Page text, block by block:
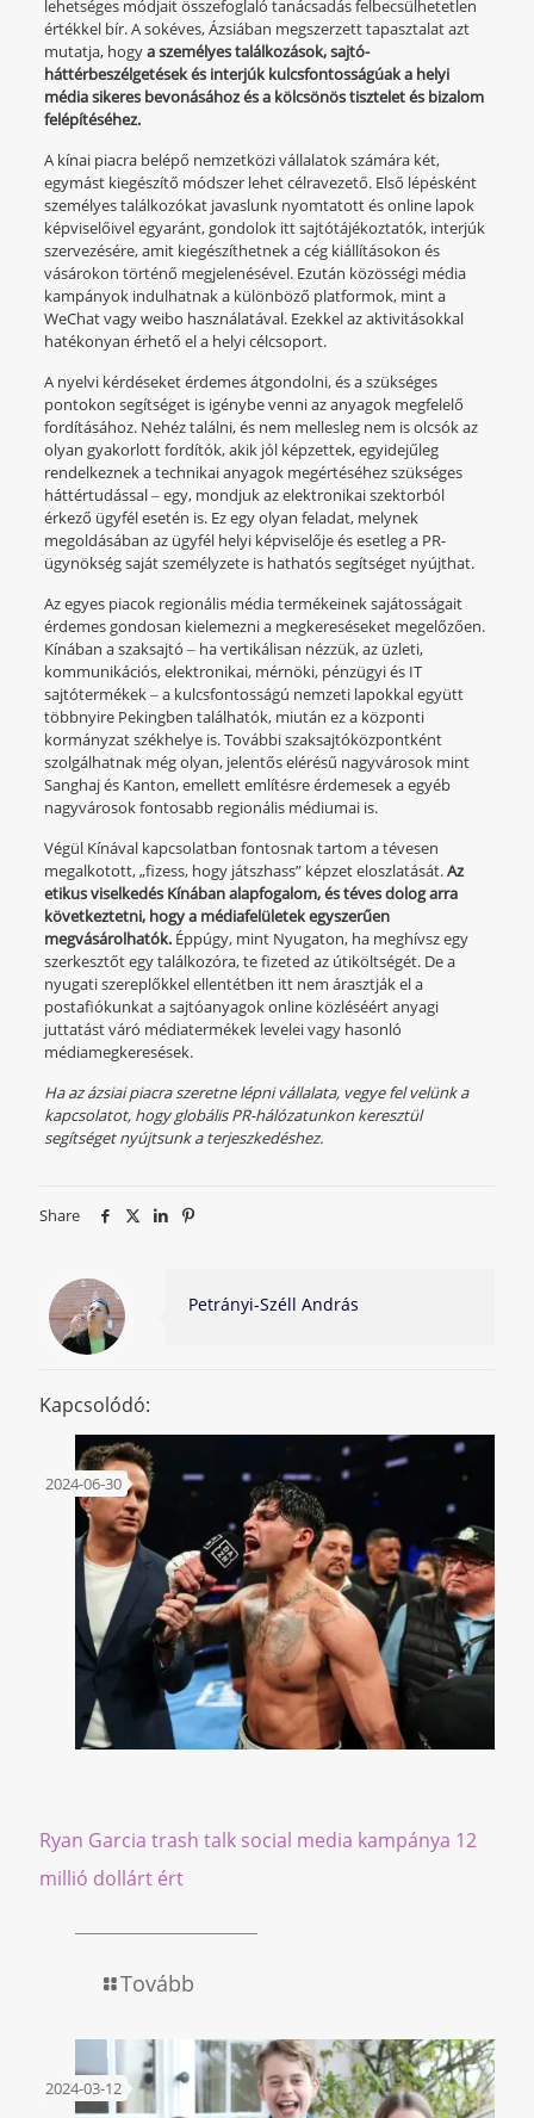
lehetséges módjait összefoglaló tanácsadás felbecsülhetetlen
értékkel bír. A sokéves, Ázsiában megszerzett tapasztalat azt
mutatja, hogya személyes találkozások, sajtó-
háttérbeszélgetések és interjúk kulcsfontosságúak a helyi
média sikeres bevonásához és a kölcsönös tisztelet és bizalom
felépítéséhez.
A kínai piacra belépő nemzetközi vállalatok számára két,
egymást kiegészítő módszer lehet célravezető. Első lépésként
személyes találkozókat javaslunk nyomtatott és online lapok
képviselőivel egyaránt, gondolok itt sajtótájékoztatók, interjúk
szervezésére, amit kiegészíthetnek a cég kiállításokon és
vásárokon történő megjelenésével. Ezután közösségi média
kampányok indulhatnak a különböző platformok, mint a
WeChat vagy weibo használatával. Ezekkel az aktivitásokkal
hatékonyan érhető el a helyi célcsoport.
A nyelvi kérdéseket érdemes átgondolni, és a szükséges
pontokon segítséget is igénybe venni az anyagok megfelelő
fordításához. Nehéz találni, és nem mellesleg nem is olcsók az
olyan gyakorlott fordítók, akik jól képzettek, egyidejűleg
rendelkeznek a technikai anyagok megértéséhez szükséges
háttértudással ‒ egy, mondjuk az elektronikai szektorból
érkező ügyfél esetén is. Ez egy olyan feladat, melynek
megoldásában az ügyfél helyi képviselője és esetleg a PR-
ügynökség saját személyzete is hathatós segítséget nyújthat.
Az egyes piacok regionális média termékeinek sajátosságait
érdemes gondosan kielemezni a megkereséseket megelőzően.
Kínában a szaksajtó ‒ ha vertikálisan nézzük, az üzleti,
kommunikációs, elektronikai, mérnöki, pénzügyi és IT
sajtótermékek ‒ a kulcsfontosságú nemzeti lapokkal együtt
többnyire Pekingben találhatók, miután ez a központi
kormányzat székhelye is. További szaksajtóközpontként
szolgálhatnak még olyan, jelentős elérésű nagyvárosok mint
Sanghaj és Kanton, emellett említésre érdemesek a egyéb
nagyvárosok fontosabb regionális médiumai is.
Végül Kínával kapcsolatban fontosnak tartom a tévesen
megalkotott, „fizess, hogy játszhass” képzet eloszlatását.Az
etikus viselkedés Kínában alapfogalom, és téves dolog arra
következtetni, hogy a médiafelületek egyszerűen
megvásárolhatók.Éppúgy, mint Nyugaton, ha meghívsz egy
szerkesztőt egy találkozóra, te fizeted az útiköltségét. De a
nyugati szereplőkkel ellentétben itt nem árasztják el a
postafiókunkat a sajtóanyagok online közléséért anyagi
juttatást váró médiatermékek levelei vagy hasonló
médiamegkeresések.
Ha az ázsiai piacra szeretne lépni vállalata, vegye fel velünk a
kapcsolatot, hogy globális PR-hálózatunkon keresztül
segítséget nyújtsunk a terjeszkedéshez.
Share
Petrányi-Széll András
Kapcsolódó:
2024-06-30
Ryan Garcia trash talk social media kampánya 12
millió dollárt ért
Tovább
2024-03-12